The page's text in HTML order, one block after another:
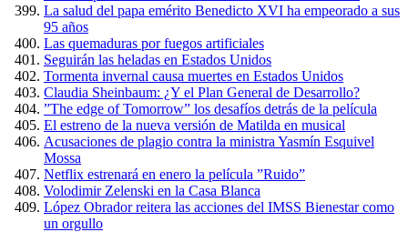
La salud del papa emérito Benedicto XVI ha empeorado a sus
95 años
Las quemaduras por fuegos artificiales
Seguirán las heladas en Estados Unidos
Tormenta invernal causa muertes en Estados Unidos
Claudia Sheinbaum: ¿Y el Plan General de Desarrollo?
”The edge of Tomorrow” los desafíos detrás de la película
El estreno de la nueva versión de Matilda en musical
Acusaciones de plagio contra la ministra Yasmín Esquivel
Mossa
Netflix estrenará en enero la película ”Ruido”
Volodimir Zelenski en la Casa Blanca
López Obrador reitera las acciones del IMSS Bienestar como
un orgullo